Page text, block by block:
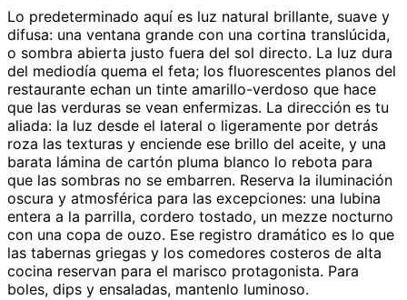
Lo predeterminado aquí es luz natural brillante, suave y
difusa: una ventana grande con una cortina translúcida,
o sombra abierta justo fuera del sol directo. La luz dura
del mediodía quema el feta; los fluorescentes planos del
restaurante echan un tinte amarillo-verdoso que hace
que las verduras se vean enfermizas. La dirección es tu
aliada: la luz desde el lateral o ligeramente por detrás
roza las texturas y enciende ese brillo del aceite, y una
barata lámina de cartón pluma blanco lo rebota para
que las sombras no se embarren. Reserva la iluminación
oscura y atmosférica para las excepciones: una lubina
entera a la parrilla, cordero tostado, un mezze nocturno
con una copa de ouzo. Ese registro dramático es lo que
las tabernas griegas y los comedores costeros de alta
cocina reservan para el marisco protagonista. Para
boles, dips y ensaladas, mantenlo luminoso.